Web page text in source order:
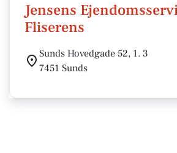
Jensens
Fliserens
Sunds Hovedgade 52, 1. 3
7451 Sunds